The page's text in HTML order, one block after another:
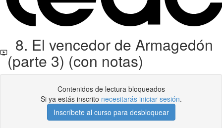
8. El vencedor de Armagedón
(parte 3) (con notas)
Contenidos de lectura bloqueados
Si ya estás inscrito necesitarás iniciar sesión.
Inscríbete al curso para desbloquear